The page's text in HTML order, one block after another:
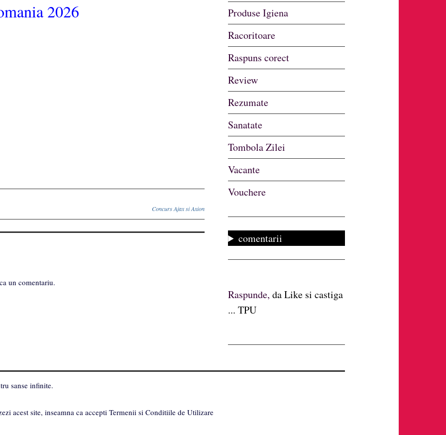
2026
Concurs Ajax si Axion
un comentariu.
Produse Igiena
Racoritoare
Raspuns corect
Review
Rezumate
Sanatate
Tombola Zilei
Vacante
Vouchere
comentarii
Raspunde, da Like si castiga
... TPU
sanse infinite.
acest site, inseamna ca accepti Termenii si Conditiile de Utilizare